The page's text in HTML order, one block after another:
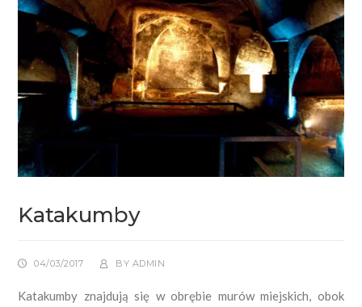
Katakumby
04/03/2017 BY ADMIN
Katakumby znajdują się w obrębie murów miejskich, obok